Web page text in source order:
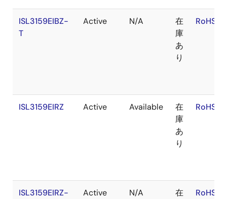
ISL3159EIBZ-
T
Active N/A
在
庫
あ
り
RoHS:EN
ISL3159EIRZ Active Available
在
庫
あ
り
RoHS:EN
ISL3159EIRZ-
Active N/A
在
RoHS:EN